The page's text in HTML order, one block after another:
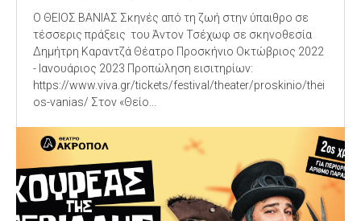
Ο ΘΕΙΟΣ ΒΑΝΙΑΣ Σκηνές από τη ζωή στην ύπαιθρο σε
τέσσερις πράξεις του Άντον Τσέχωφ σε σκηνοθεσία
Δημήτρη Καραντζά Θέατρο Προσκήνιο Οκτώβριος 2022
- Ιανουάριος 2023 Προπώληση εισιτηρίων:
https://www.viva.gr/tickets/festival/theater/proskinio/thei
os-vanias/ Στον «Θείο...